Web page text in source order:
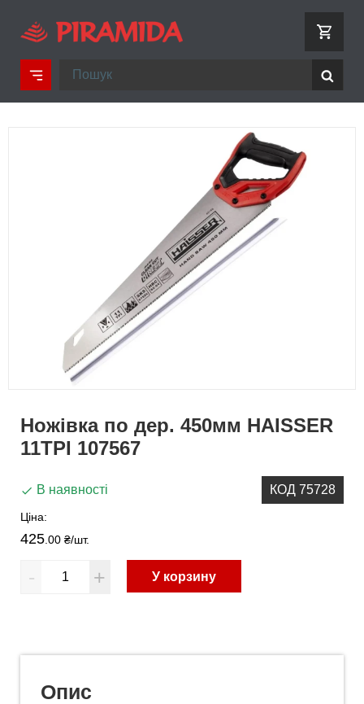
Ножівка по дер. 450мм HAISSER
11TPI 107567
В наявності КОД 75728
Ціна:
425 .00 ₴/шт.
- + У корзину
Опис